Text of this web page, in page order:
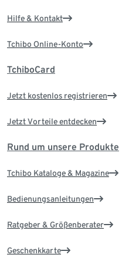
Hilfe & Kontakt
Tchibo Online-Konto
TchiboCard
Jetzt kostenlos registrieren
Jetzt Vorteile entdecken
Rund um unsere Produkte
Tchibo Kataloge & Magazine
Bedienungsanleitungen
Ratgeber & Größenberater
Geschenkkarte